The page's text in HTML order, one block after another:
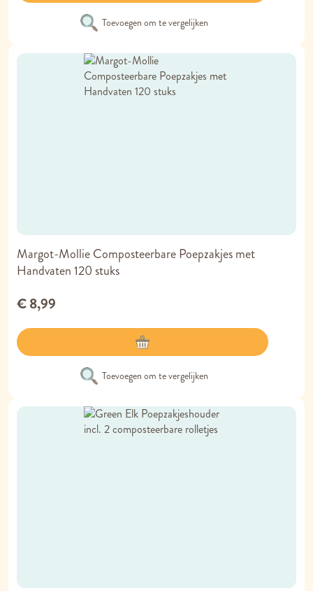
Toevoegen om te vergelijken
Margot-Mollie Composteerbare Poepzakjes met
Handvaten 120 stuks
€ 8,99
Toevoegen om te vergelijken